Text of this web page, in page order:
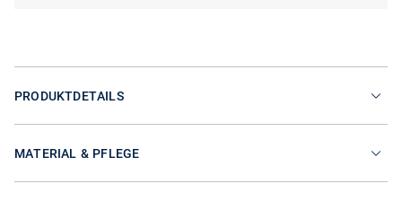
PRODUKTDETAILS
MATERIAL & PFLEGE